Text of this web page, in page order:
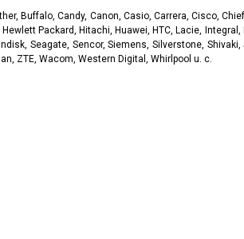
Buffalo, Candy, Canon, Casio, Carrera, Cisco,
Packard, Hitachi, Huawei, HTC, Lacie, Integral,
Seagate, Sencor, Siemens, Silverstone, Shivaki,
ZTE, Wacom, Western Digital, Whirlpool u. c.